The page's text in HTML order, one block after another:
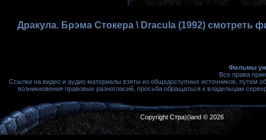
Дракула. Брэма Стокера \ Dracula (1992) смотреть
Фильмы
Все права
Ссылки на видео и аудио материалы взяты из общедоступных источников, путем
возникновения правовых разногласий, просьба обращаться к владельцам
Copyright Стра)(land © 2026